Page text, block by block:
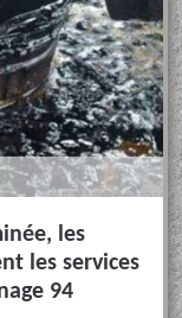
les
les services
94